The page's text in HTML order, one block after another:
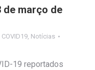
de março de
, Notícias
19 reportados